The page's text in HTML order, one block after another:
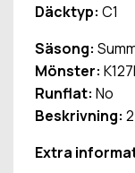
Däcktyp: C1
Säsong:
Mönster:
Runflat: No
Beskrivning:
Extra